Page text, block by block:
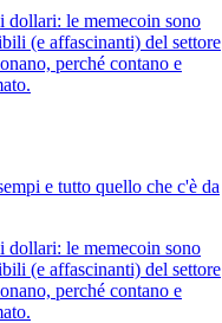
le memecoin sono
(e affascinanti) del settore
perché contano e
e tutto quello che c'è da
le memecoin sono
(e affascinanti) del settore
perché contano e